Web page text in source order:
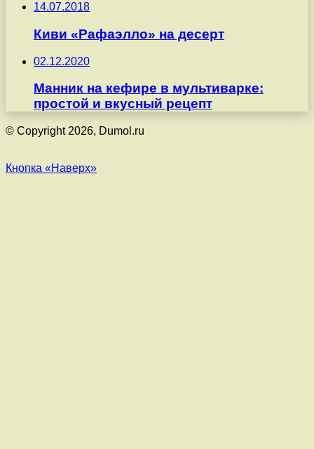
14.07.2018
Киви «Рафаэлло» на десерт
02.12.2020
Манник на кефире в мультиварке:
простой и вкусный рецепт
© Copyright 2026, Dumol.ru
Кнопка «Наверх»